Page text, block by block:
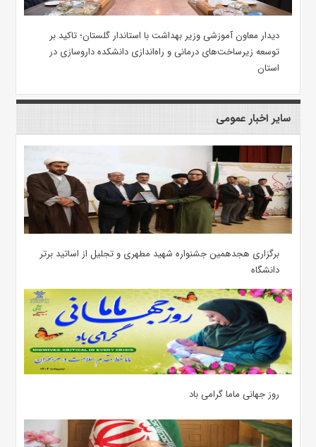
دیدار معاون آموزشی وزیر بهداشت با استاندار گلستان؛ تاکید بر
توسعه زیرساخت‌های درمانی و راه‌اندازی دانشکده داروسازی در
استان
سایر اخبار عمومی
برگزاری هجدهمین جشنواره شهید مطهری و تجلیل از اساتید برتر
دانشگاه
روز جهانی ماما گرامی باد